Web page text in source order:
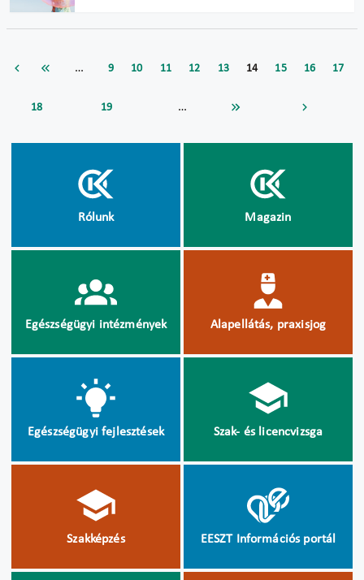
… 9 10 11 12 13 14 15 16 17
18 19 …
Rólunk Magazin
Egészségügyi intézmények Alapellátás, praxisjog
Egészségügyi fejlesztések Szak- és licencvizsga
Szakképzés EESZT Információs portál